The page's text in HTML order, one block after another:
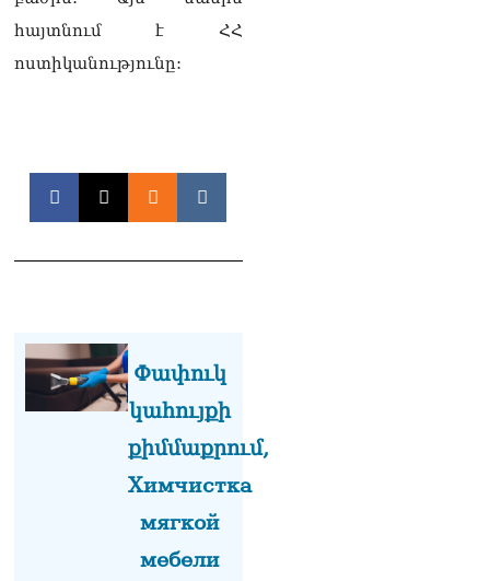
հայտնում է ՀՀ
ոստիկանությունը:
Փափուկ
կահույքի
քիմմաքրում,
Химчистка
мягкой
мебели
Հայաստանի ներկայիս